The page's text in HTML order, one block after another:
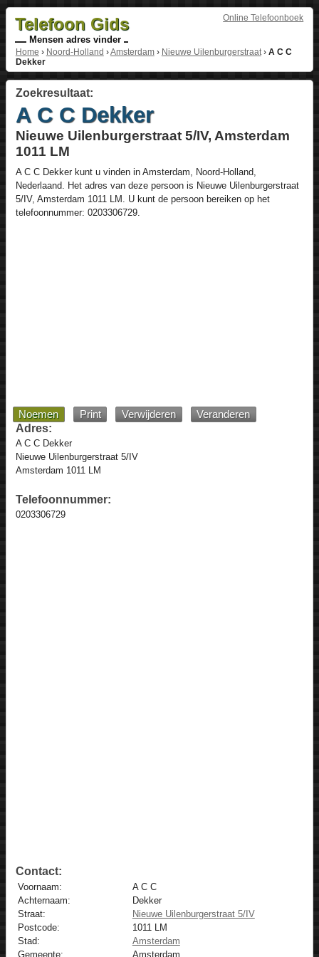
Online Telefoonboek
Telefoon Gids
Mensen adres vinder
Home › Noord-Holland ›Amsterdam› Nieuwe Uilenburgerstraat› A C C
Dekker
Zoekresultaat:
A C C Dekker
Nieuwe Uilenburgerstraat 5/IV, Amsterdam
1011 LM
A C C Dekkerkunt u vinden in Amsterdam Noord-Holland,
Nederlaand. Het adres van deze persoon is Nieuwe Uilenburgerstraat
5/IV, Amsterdam 1011 LM . U kunt de persoon bereiken op het
telefoonnummer: 0203306729.
Noemen Print Verwijderen
Veranderen
Adres:
A C C Dekker
Nieuwe Uilenburgerstraat 5/IV
Amsterdam 1011 LM
Telefoonnummer:
0203306729
Contact:
Voornaam:
A C C
Achternaam:
Dekker
Straat:
Nieuwe Uilenburgerstraat 5/IV
Postcode:
1011 LM
Stad:
Amsterdam
Gemeente:
Amsterdam